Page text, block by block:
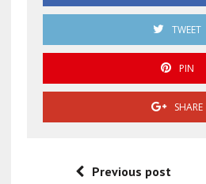
TWEET
PIN
SHARE
Previous post